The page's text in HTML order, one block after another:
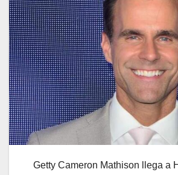
Getty Cameron Mathison llega a